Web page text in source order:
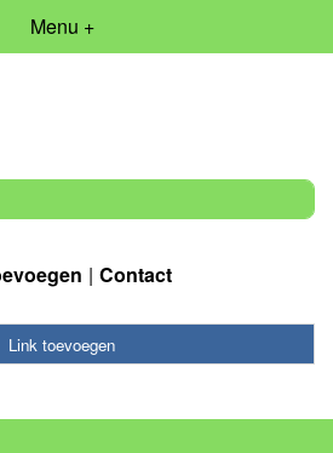
Menu +
Contact
Link toevoegen